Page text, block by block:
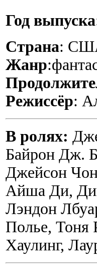
Год выпуска
Страна:
Жанр
Режиссёр:
В ролях:
Байрон Дж.
Джейсон
Айша Ди,
Лэндон
Полье, Тоня
Хаулинг,